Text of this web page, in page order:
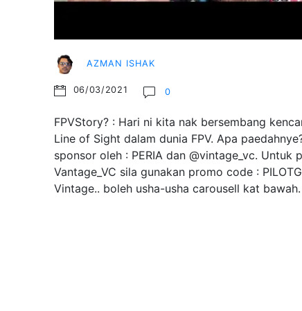
AZMAN ISHAK
06/03/2021 0
FPVStory? : Hari ni kita nak bersembang
Line of Sight dalam dunia FPV. Apa
sponsor oleh : PERIA dan @vintage_vc. Untuk
Vantage_VC sila gunakan promo code :
Vintage.. boleh usha-usha carousell kat